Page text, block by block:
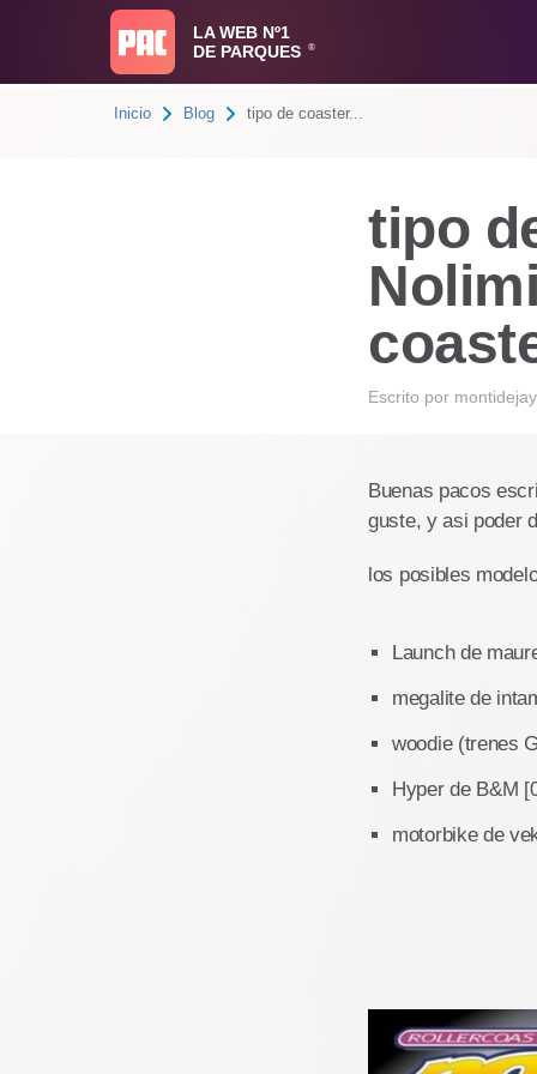
LA WEB Nº1
DE PARQUES
®
Inicio Blog tipo de coaster...
tipo
Escrito por montidejay
Buenas pacos
guste, y asi poder
los posibles
Launch de
megalite de
woodie (trenes
Hyper de B&M
motorbike de